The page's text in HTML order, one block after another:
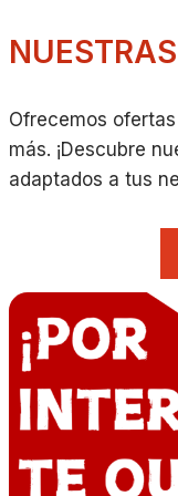
Ofrecemos
más. ¡Descubre
adaptados a tus